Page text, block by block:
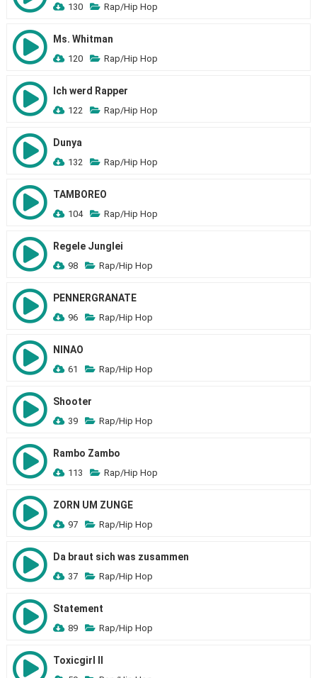
130 Rap/Hip Hop
Ms. Whitman
120 Rap/Hip Hop
Ich werd Rapper
122 Rap/Hip Hop
Dunya
132 Rap/Hip Hop
TAMBOREO
104 Rap/Hip Hop
Regele Junglei
98 Rap/Hip Hop
PENNERGRANATE
96 Rap/Hip Hop
NINAO
61 Rap/Hip Hop
Shooter
39 Rap/Hip Hop
Rambo Zambo
113 Rap/Hip Hop
ZORN UM ZUNGE
97 Rap/Hip Hop
Da braut sich was zusammen
37 Rap/Hip Hop
Statement
89 Rap/Hip Hop
Toxicgirl II